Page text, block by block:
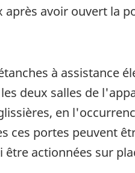
avoir ouvert la
à assistance
deux salles de
en
ces portes peuvent
être actionnées sur